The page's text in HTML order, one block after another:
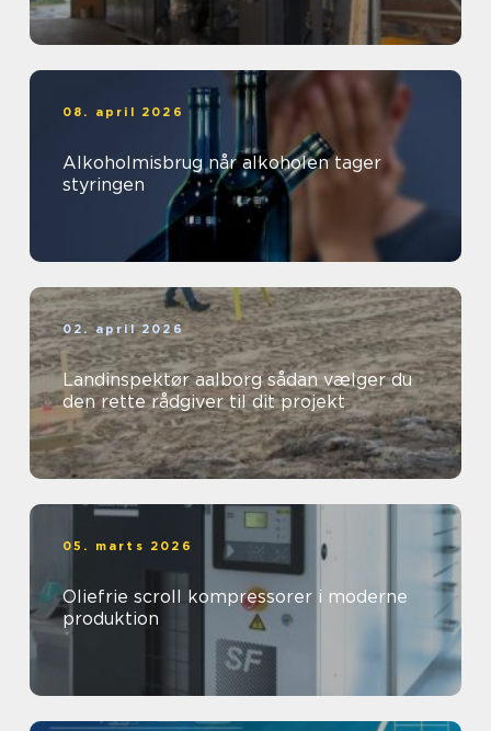
08. april 2026
Alkoholmisbrug når alkoholen tager
styringen
02. april 2026
Landinspektør aalborg sådan vælger du
den rette rådgiver til dit projekt
05. marts 2026
Oliefrie scroll kompressorer i moderne
produktion